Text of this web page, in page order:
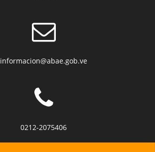
informacion@abae.gob.ve
0212-2075406